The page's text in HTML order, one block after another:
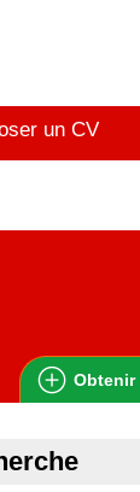
un CV
Obtenir